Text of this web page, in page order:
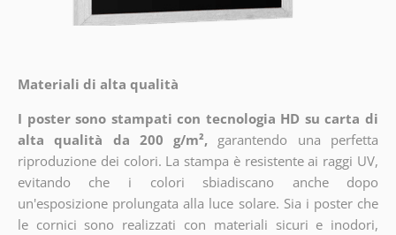
Materiali di alta qualità
I poster sono stampati con tecnologia HD su carta di
alta qualità da 200 g/m², garantendo una perfetta
riproduzione dei colori. La stampa è resistente ai raggi UV,
evitando che i colori sbiadiscano anche dopo
un'esposizione prolungata alla luce solare. Sia i poster che
le cornici sono realizzati con materiali sicuri e inodori,